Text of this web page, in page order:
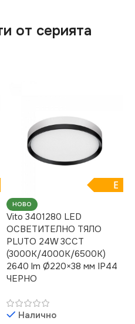
от серията
E
НОВО
Vito 3401280 LED
ОСВЕТИТЕЛНО ТЯЛО
PLUTO 24W 3CCT
(3000K/4000K/6500K)
2640 lm Ø220×38 мм IP44
ЧЕРНО
Налично